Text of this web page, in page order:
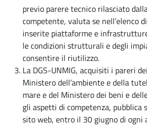
previo parere tecnico rilasciato
competente, valuta se nell’elenco
inserite piattaforme e
le condizioni strutturali e degli
consentire il riutilizzo.
La DGS-UNMIG, acquisiti i pareri
Ministero dell’ambiente e della
mare e del Ministero dei beni e
gli aspetti di competenza, pubblica
sito web, entro il 30 giugno di ogni